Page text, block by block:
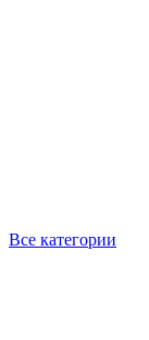
Все категории